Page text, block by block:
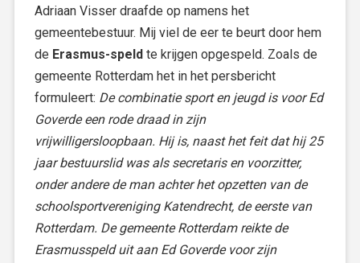
Adriaan Visser draafde op namens het
gemeentebestuur. Mij viel de eer te beurt door hem
de Erasmus-speld te krijgen opgespeld. Zoals de
gemeente Rotterdam het in het persbericht
formuleert: De combinatie sport en jeugd is voor Ed
Goverde een rode draad in zijn
vrijwilligersloopbaan. Hij is, naast het feit dat hij 25
jaar bestuurslid was als secretaris en voorzitter,
onder andere de man achter het opzetten van de
schoolsportvereniging Katendrecht, de eerste van
Rotterdam. De gemeente Rotterdam reikte de
Erasmusspeld uit aan Ed Goverde voor zijn